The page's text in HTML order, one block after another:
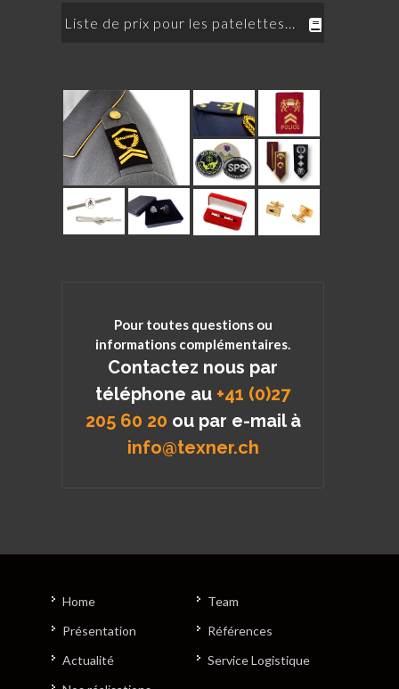
Liste de prix pour les patelettes...
Pour toutes questions ou
informations complémentaires.
Contactez nous par
téléphone au +41 (0)27
205 60 20 ou par e-mail à
info@texner.ch
Home
Présentation
Actualité
Team
Références
Service Logistique